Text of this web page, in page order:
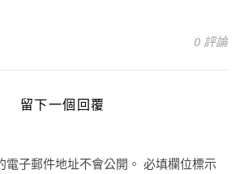
0 評論
留下一個回覆
子郵件地址不會公開。 必填欄位標示